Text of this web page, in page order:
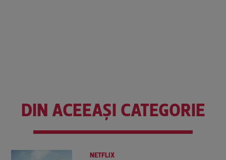
DIN ACEEAȘI CATEGORIE
NETFLIX